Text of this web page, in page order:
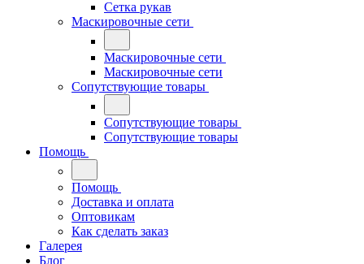
Сетка рукав
Маскировочные сети
Маскировочные сети
Маскировочные сети
Сопутствующие товары
Сопутствующие товары
Сопутствующие товары
Помощь
Помощь
Доставка и оплата
Оптовикам
Как сделать заказ
Галерея
Блог